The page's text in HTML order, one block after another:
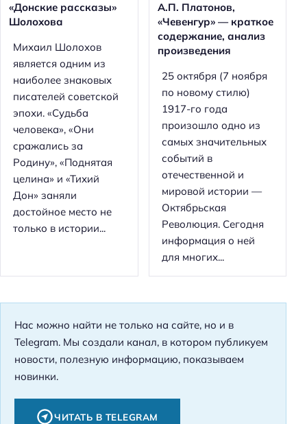
«Донские рассказы»
Шолохова
Михаил Шолохов
является одним из
наиболее знаковых
писателей советской
эпохи. «Судьба
человека», «Они
сражались за
Родину», «Поднятая
целина» и «Тихий
Дон» заняли
достойное место не
только в истории...
А.П. Платонов,
«Чевенгур» — краткое
содержание, анализ
произведения
25 октября (7 ноября
по новому стилю)
1917-го года
произошло одно из
самых значительных
событий в
отечественной и
мировой истории —
Октябрьская
Революция. Сегодня
информация о ней
для многих...
Нас можно найти не только на сайте, но и в
Telegram. Мы создали канал, в котором публикуем
новости, полезную информацию, показываем
новинки.
ЧИТАТЬ В TELEGRAM